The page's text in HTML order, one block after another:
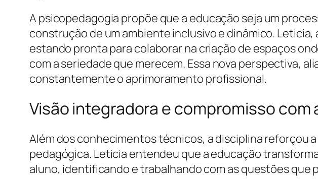
A psicopedagogia propõe que a educação seja um
construção de um ambiente inclusivo e dinâmico.
estando pronta para colaborar na criação de espaços
com a seriedade que merecem. Essa nova perspectiva,
constantemente o aprimoramento profissional.
Visão integradora e compromisso
Além dos conhecimentos técnicos, a disciplina reforçou
pedagógica. Leticia entendeu que a educação
aluno, identificando e trabalhando com as questões